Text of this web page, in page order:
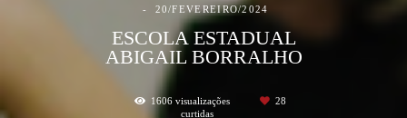
20/FEVEREIRO/2024
ESCOLA ESTADUAL
ABIGAIL BORRALHO
1606 visualizações
28
curtidas